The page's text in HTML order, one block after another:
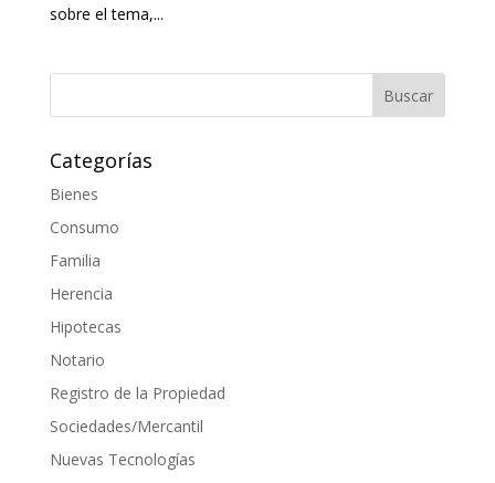
sobre el tema,...
Categorías
Bienes
Consumo
Familia
Herencia
Hipotecas
Notario
Registro de la Propiedad
Sociedades/Mercantil
Nuevas Tecnologías